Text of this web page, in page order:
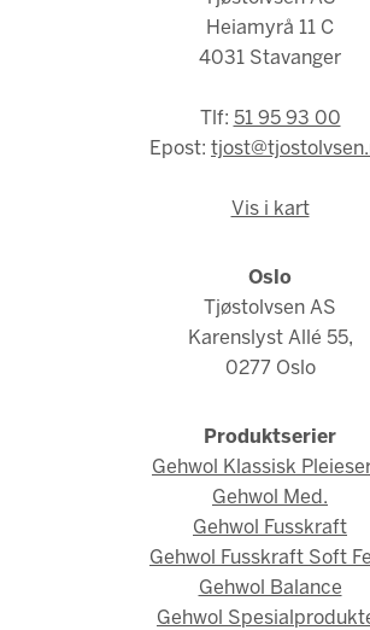
Heiamyrå 11 C
4031 Stavanger
Tlf: 51 95 93 00
Epost:
Vis i kart
Oslo
Tjøstolvsen AS
Karenslyst Allé 55,
0277 Oslo
Produktserier
Gehwol Klassisk
Gehwol Med.
Gehwol Fusskraft
Gehwol Fusskraft Soft
Gehwol Balance
Gehwol